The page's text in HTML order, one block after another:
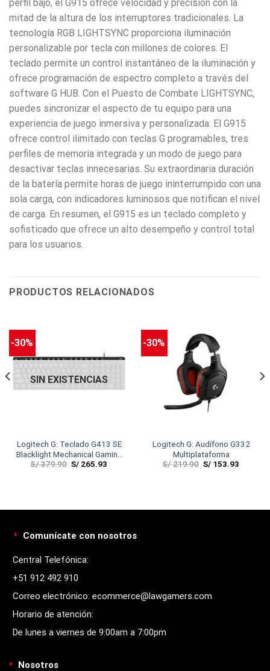
perfil bajo, el G915 ofrece velocidad y precisión con la
mitad de la altura de los interruptores tradicionales. La
tecnología RGB LIGHTSYNC proporciona iluminación
personalizable por tecla con millones de colores. El
teclado permite un control instantáneo de la iluminación y
ofrece programación de espectro completo a través del
software G HUB. Con el Puesto de Combate LIGHTSYNC,
puedes sincronizar el aspecto de tu equipo para una
experiencia de juego inmersiva y personalizada. El G915
ofrece control ilimitado con teclas G programables, tres
perfiles de memoria integrada y un modo de juego para
desactivar teclas innecesarias. Su extraordinaria duración
de la batería permite horas de juego ininterrumpido con una
sola carga, con indicadores luminosos que notifican el nivel
de carga. En resumen, el G915 es un teclado completo y
sofisticado que ofrece un alto desempeño y control total
para los usuarios.
PRODUCTOS RELACIONADOS
-30%
SIN EXISTENCIAS
Logitech G: Teclado G413 SE
Blacklight Mechanical Gaming
Black
S/379.90 S/ 265.93
-30%
Logitech G: Audífono G332
Multiplataforma
S/219.90 S/ 153.93
Comunícate con nosotros
Central Telefónica:
+51 912 492 910
Correo electrónico: ecommerce@lawgamers.com
Horario de atención:
De lunes a viernes de 9:00am a 7:00pm
Nosotros